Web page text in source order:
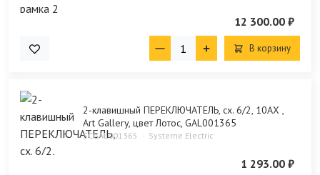
12 300.00 ₽
В корзину
2-клавишный ПЕРЕКЛЮЧАТЕЛЬ, сх. 6/2, 10АХ ,
Art Gallery, цвет Лотос, GAL001365
SCGAL001365 Systeme Electric
1 293.00 ₽